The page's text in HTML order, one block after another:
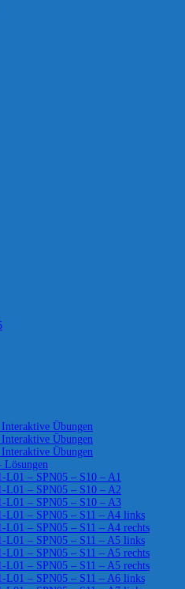
Übungen
Übungen
Übungen
L01 – SPN05 – S10 – A1
L01 – SPN05 – S10 – A2
L01 – SPN05 – S10 – A3
L01 – SPN05 – S11 – A4 links
L01 – SPN05 – S11 – A4 rechts
L01 – SPN05 – S11 – A5 links
L01 – SPN05 – S11 – A5 rechts
L01 – SPN05 – S11 – A5 rechts
L01 – SPN05 – S11 – A6 links